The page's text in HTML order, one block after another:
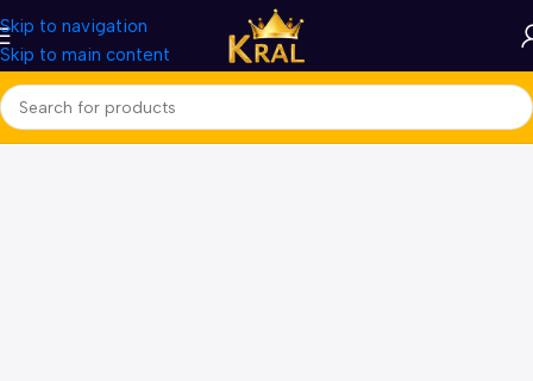
Skip to navigation
Skip to main content